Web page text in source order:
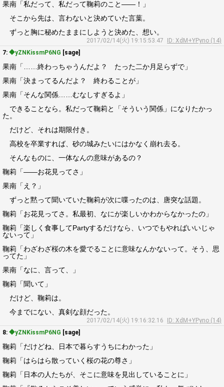
果南「私だって、私だって鞠莉のこと――！」
そこから先は、言わないと決めていた言葉。
ずっと胸に秘めたままにしようと決めた、想い。
2017/02/14(火) 19:15:53.47
ID: XdM+YPyno (14)
7: ◆yZNKissmP6NG [sage]
果南「……終わっちゃうんだよ？ たった二か月足らずで」
果南「決まってるんだよ？ 終わることが」
果南「そんな関係……むなしすぎるよ」
できることなら。私だって鞠莉と「そういう関係」になりたかっ
た。
だけど、それは期限付き。
高校を卒業すれば、砂の城みたいにはかなく崩れ去る。
そんなものに、一体なんの意味があるの？
鞠莉「――お花見ってさ」
果南「え？」
ずっと黙って聞いていた鞠莉が次に喋ったのは、唐突な話題。
鞠莉「お花見ってさ。私最初、なにが楽しいかわからなかったの」
鞠莉「楽しく食事してPartyするだけなら、いつでもやればいいじゃ
ないって」
鞠莉「わざわざ桜の木を愛でることに意味なんかないって。そう、思
ってた」
果南「なに、言って、」
鞠莉「聞いて」
だけど、鞠莉は。
今までにない、真剣な顔だった。
2017/02/14(火) 19:16:32.16
ID: XdM+YPyno (14)
8: ◆yZNKissmP6NG [sage]
鞠莉「だけどね、日本で暮らすうちにわかった」
鞠莉「はらはら散っていく桜の花の尊さ」
鞠莉「日本の人たちが、そこに意味を見出していることに」